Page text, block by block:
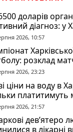
доларів
діагноз: у
про
2026, 10:57
розклад
на 8 серпня
2026, 23:23
ціни на воду в
платитимуть
2026, 21:57
дев’ятеро
в лікарні